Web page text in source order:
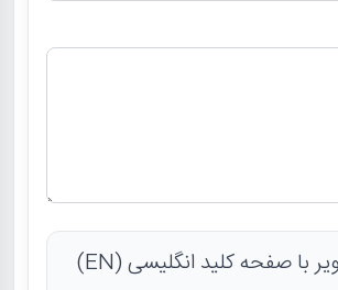
اعداد در تصویر با صفحه کلید انگلیسی (EN)